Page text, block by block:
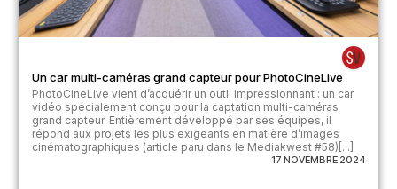
Un car multi-caméras grand capteur pour PhotoCineLive
PhotoCineLive vient d’acquérir un outil impressionnant : un car
vidéo spécialement conçu pour la captation multi-caméras
grand capteur. Entièrement développé par ses équipes, il
répond aux projets les plus exigeants en matière d’images
cinématographiques (article paru dans le Mediakwest #58)[...]
17 NOVEMBRE 2024